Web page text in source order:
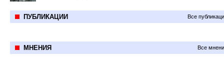
ПУБЛИКАЦИИ Все
МНЕНИЯ Все